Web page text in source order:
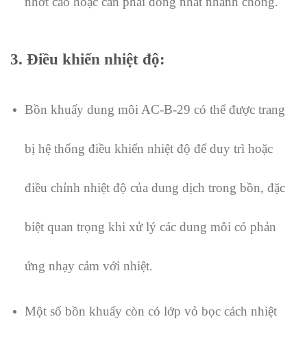
3. Điều khiển nhiệt độ:
Bồn khuấy dung môi AC-B-29 có thể được trang
bị hệ thống điều khiển nhiệt độ để duy trì hoặc
điều chỉnh nhiệt độ của dung dịch trong bồn, đặc
biệt quan trọng khi xử lý các dung môi có phản
ứng nhạy cảm với nhiệt.
Một số bồn khuấy còn có lớp vỏ bọc cách nhiệt